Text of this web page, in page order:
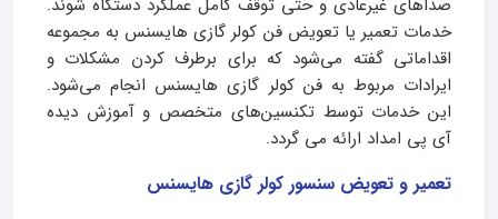
صداهای غیرعادی و حتی توقف کامل عملکرد دستگاه شوند.
خدمات تعمیر یا تعویض فن کولر گازی هایسنس به مجموعه
اقداماتی گفته می‌شود که برای برطرف کردن مشکلات و
ایرادات مربوط به فن کولر گازی هایسنس انجام می‌شود.
این خدمات توسط تکنسین‌های متخصص و آموزش دیده
آی پی امداد ارائه می گردد.
تعمیر و تعویض سنسور کولر گازی هایسنس